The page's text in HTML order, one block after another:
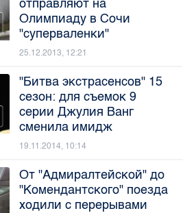
отправляют на
Олимпиаду в Сочи
"суперваленки"
25.12.2013, 12:21
"Битва экстрасенсов" 15
сезон: для съемок 9
серии Джулия Ванг
сменила имидж
19.11.2014, 10:14
От "Адмиралтейской" до
"Комендантского" поезда
ходили с перерывами